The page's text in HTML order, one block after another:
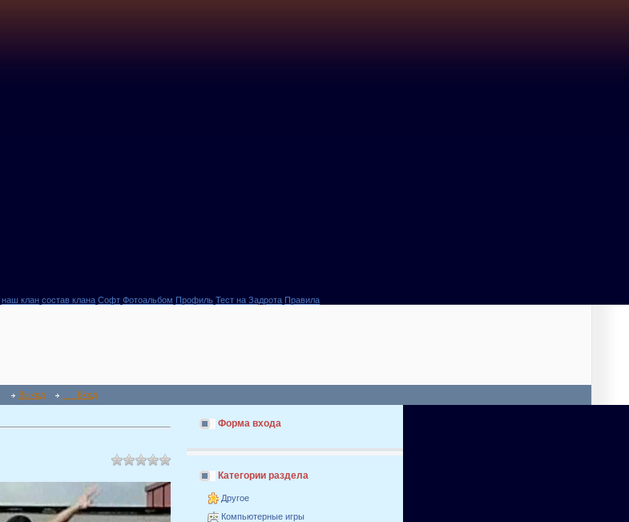
наш клан состав клана Софт Фотоальбом Профиль Тест на Задрота Правила
Выход Вход
Форма входа
Категории раздела
Другое
Компьютерные игры